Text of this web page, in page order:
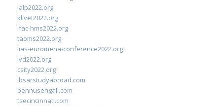
ialp2022.org
klivet2022.org
ifac-hms2022.org
taoms2022.org
iias-euromena-conference2022.org
ivd2022.org
csity2022.org
ibsarstudyabroad.com
bennusehgall.com
tsecincinnati.com